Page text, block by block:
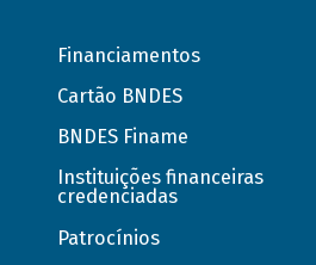
Financiamentos
Cartão BNDES
BNDES Finame
Instituições financeiras
credenciadas
Patrocínios